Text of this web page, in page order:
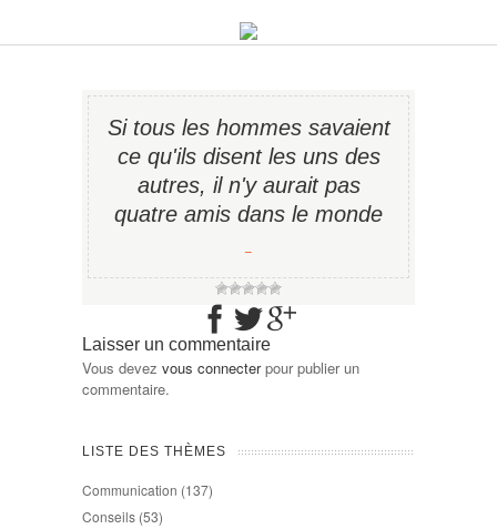
Si tous les hommes savaient
ce qu'ils disent les uns des
autres, il n'y aurait pas
quatre amis dans le monde
−
Laisser un commentaire
Vous devez vous connecterpour publier un
commentaire.
LISTE DES THÈMES
Communication (137)
Conseils (53)